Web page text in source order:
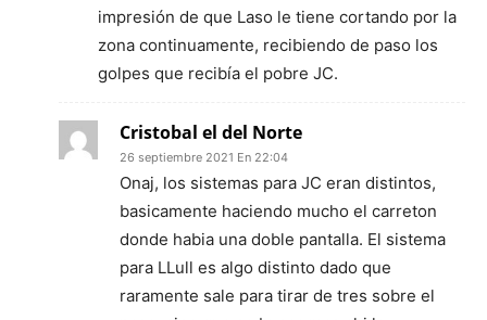
impresión de que Laso le tiene cortando por la
zona continuamente, recibiendo de paso los
golpes que recibía el pobre JC.
Cristobal el del Norte
26 septiembre 2021 En 22:04
Onaj, los sistemas para JC eran distintos,
basicamente haciendo mucho el carreton
donde habia una doble pantalla. El sistema
para LLull es algo distinto dado que
raramente sale para tirar de tres sobre el